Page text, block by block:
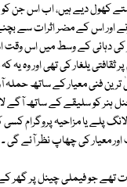
کھول دیے ہیں، اب اس جن کو
اور اس کے مضر اثرات سے
دہائی کے وسط میں اس وقت
ثقافتی یلغار کی تھی اور وہ
فنی معیار کے ساتھ
ہنر کو سلیقے کے ساتھ آگے
پلے یا مزاحیہ پروگرام کسی
معیار کی چھاپ نظر آئے گی ۔
جو فیملی چینل پر گھر